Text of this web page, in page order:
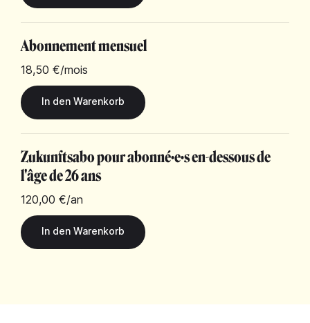
Abonnement mensuel
18,50 €/mois
Zukunftsabo pour abonné·e·s en-dessous de
l'âge de 26 ans
120,00 €/an